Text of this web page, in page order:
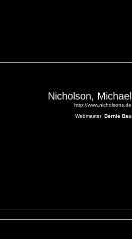
Nicholson, Michael
http://www.nicholsons.de
Webmaster: Bernie Bau